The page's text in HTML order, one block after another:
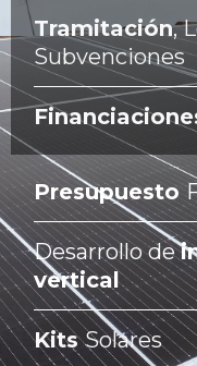
Tramitación,
Subvenciones
Presupuesto
Desarrollo de
vertical
KitsSolares